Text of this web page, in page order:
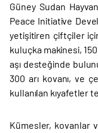
Güney Sudan
Peace Initiative
yetişitiren çiftçiler
kuluçka makinesi,
aşı desteğinde
300 arı kovanı, ve
kullanılan kıyafetler
Kümesler, kovanlar